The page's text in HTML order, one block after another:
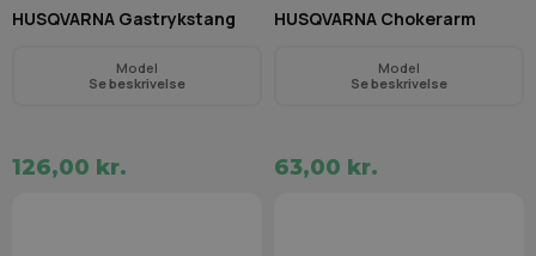
HUSQVARNA Gastrykstang
Model
Se beskrivelse
126,00 kr.
HUSQVARNA Chokerarm
Model
Se beskrivelse
63,00 kr.